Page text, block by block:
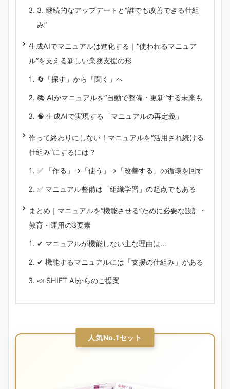
3. 継続的なアップデートと“誰でも改善できる仕組
み”
生成AIでマニュアルは進化する｜“使われるマニュア
ル”を支える新しい業務支援の形
🔄「探す」から「聞く」へ
📚 AIがマニュアルを“自動で整備・更新”する未来も
🧠 生成AIで実現する「マニュアルの再定義」
作って終わりにしない！マニュアルを“活用され続ける
仕組み”にするには？
✅ 「作る」→「使う」→「改善する」の循環を回す
✅ マニュアル整備は「組織学習」の起点でもある
まとめ｜マニュアルを“機能させる”ために必要な設計・
教育・運用の3要素
✔ マニュアルが機能しない主な理由は…
✔ 機能するマニュアルには「支援の仕組み」がある
📣 SHIFT AIからのご提案
人気No.1セット